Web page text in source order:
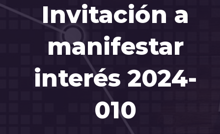
Invitación a
manifestar
interés 2024-
010